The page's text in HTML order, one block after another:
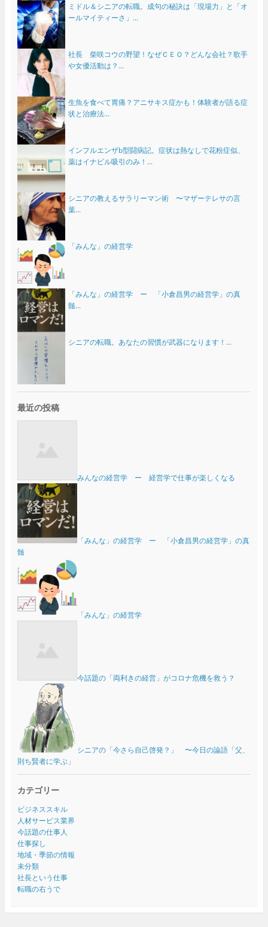
ミドル＆シニアの転職。成句の秘訣は「現場力」と「オ
ールマイティーさ」...
社長 柴咲コウの野望！なぜＣＥＯ？どんな会社？歌手
や女優活動は？...
生魚を食べて胃痛？アニサキス症かも！体験者が語る症
状と治療法...
インフルエンザb型闘病記。症状は熱なしで花粉症似、
薬はイナビル吸引のみ！...
シニアの教えるサラリーマン術 〜マザーテレサの言
葉...
「みんな」の経営学
「みんな」の経営学 ー 「小倉昌男の経営学」の真
髄...
シニアの転職。あなたの習慣が武器になります！...
最近の投稿
みんなの経営学 ー 経営学で仕事が楽しくなる
「みんな」の経営学 ー 「小倉昌男の経営学」の真
髄
「みんな」の経営学
今話題の「両利きの経営」がコロナ危機を救う？
シニアの「今さら自己啓発？」 〜今日の論語「父、
則ち賢者に学ぶ」
カテゴリー
ビジネススキル
人材サービス業界
今話題の仕事人
仕事探し
地域・季節の情報
未分類
社長という仕事
転職の右うで